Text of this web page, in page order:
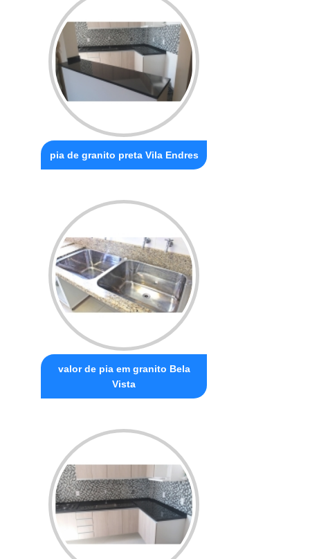
pia de granito preta Vila Endres
valor de pia em granito Bela
Vista